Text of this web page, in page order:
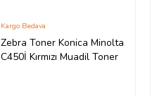
Zebra Toner Konica Minolta
C450İ Kırmızı Muadil Toner
Kargo Bedava